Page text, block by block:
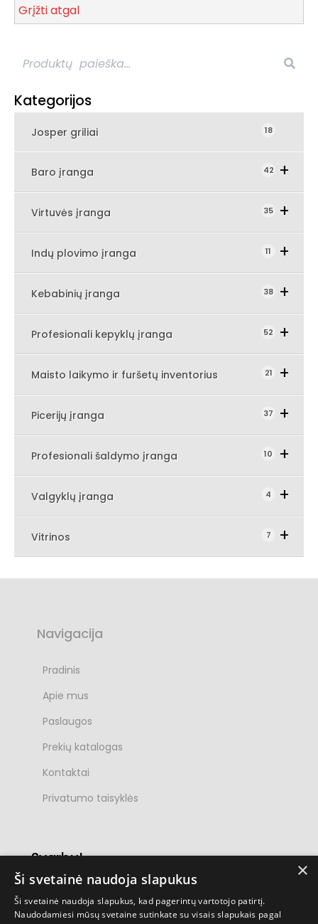
Prekių paieška
Kategorijos
Josper griliai 18
Baro įranga 42
Expand Secondary Navigation
Virtuvės įranga 35
Expand Secondary Navigation
Indų plovimo įranga 11
Expand Secondary
Kebabinių įranga 38
Expand Secondary
Profesionali kepyklų įranga 52
Expand Secondary
Maisto laikymo ir furšetų inventorius 21
Expand
Picerijų įranga 37
Expand Secondary Navigation
Profesionali šaldymo įranga 10
Expand
Valgyklų įranga 4
Expand Secondary Navigation
Vitrinos 7
Expand Secondary Navigation Menu
Grįžti atgal
Navigacija
Pradinis
Apie mus
Paslaugos
Prekių katalogas
Kontaktai
Poraštė
Privatumo taisyklės
Svarbu!
Įrangos asortimentas nuolatos atnaujinamas
ir pildomas. Taip pat vykdome ir spec.
užsakymus. Jei neradote ko ieškojote -
×
Ši svetainė naudoja slapukus
Ši svetainė naudoja slapukus, kad pagerintų vartotojo patirtį.
Naudodamiesi mūsų svetaine sutinkate su visais slapukais pagal